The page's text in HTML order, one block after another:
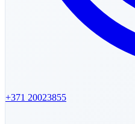
+371 20023855